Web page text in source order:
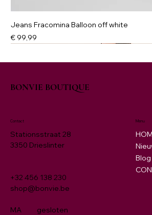
Jeans Fracomina Balloon off white
Prijs
€ 99,99
BONVIE BOUTIQUE
Menu
Blog
Contact
Stationsstraat 28
3350 Drieslinter
+32 456 138 230
shop@bonvie.be
MA gesloten